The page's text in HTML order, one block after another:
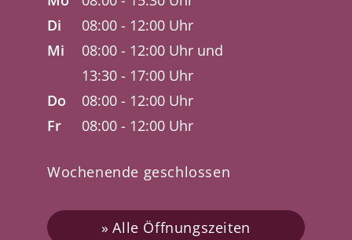
Di
08:00 - 12:00 Uhr
Mi
08:00 - 12:00 Uhr und
13:30 - 17:00 Uhr
Do
08:00 - 12:00 Uhr
Fr
08:00 - 12:00 Uhr
Wochenende geschlossen
Alle Öffnungszeiten